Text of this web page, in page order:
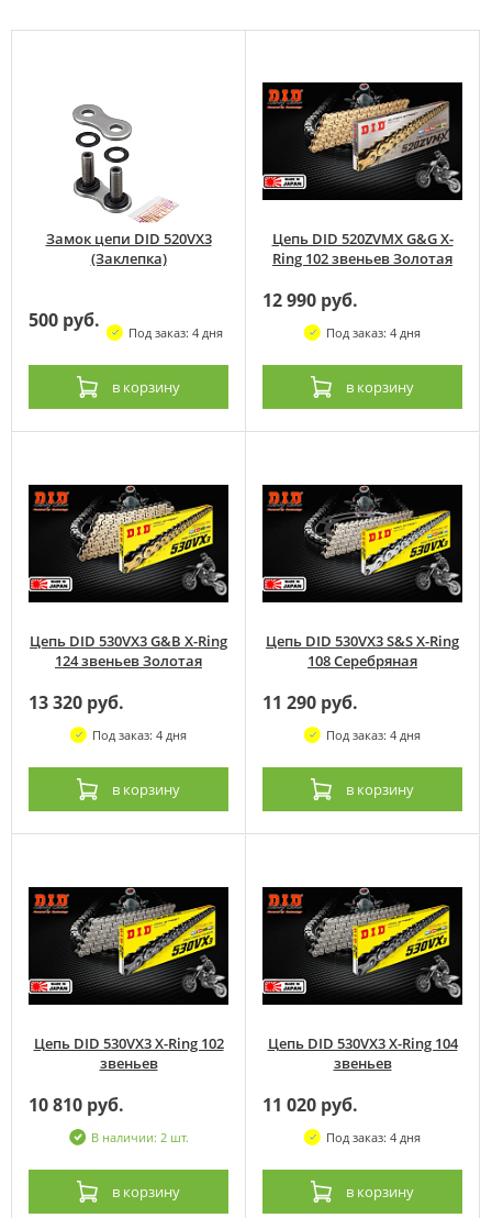
Замок цепи DID 520VX3
(Заклепка)
500 руб.
Под заказ: 4 дня
в корзину
Цепь DID 520ZVMX G&G X-
Ring 102 звеньев Золотая
12 990 руб.
Под заказ: 4 дня
в корзину
Цепь DID 530VX3 G&B X-Ring
124 звеньев Золотая
13 320 руб.
Под заказ: 4 дня
в корзину
Цепь DID 530VX3 S&S X-Ring
108 Серебряная
11 290 руб.
Под заказ: 4 дня
в корзину
Цепь DID 530VX3 X-Ring 102
звеньев
10 810 руб.
В наличии: 2 шт.
в корзину
Цепь DID 530VX3 X-Ring 104
звеньев
11 020 руб.
Под заказ: 4 дня
в корзину